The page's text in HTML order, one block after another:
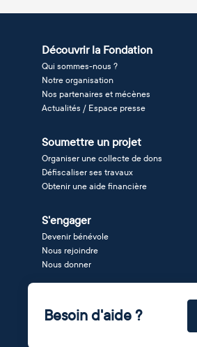
Découvrir la Fondation
Qui sommes-nous ?
Notre organisation
Nos partenaires et mécènes
Actualités / Espace presse
Soumettre un projet
Organiser une collecte de dons
Défiscaliser ses travaux
Obtenir une aide financière
S'engager
Devenir bénévole
Nous rejoindre
Nous donner
Besoin d'aide ?